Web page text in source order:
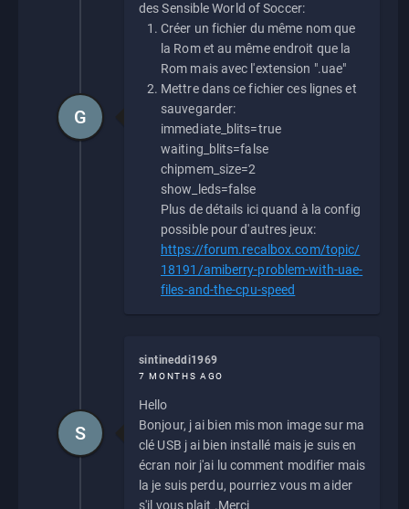
des Sensible World of Soccer:
Créer un fichier du même nom que
la Rom et au même endroit que la
Rom mais avec l'extension ".uae"
Mettre dans ce fichier ces lignes et
sauvegarder:
immediate_blits=true
waiting_blits=false
chipmem_size=2
show_leds=false
Plus de détails ici quand à la config
possible pour d'autres jeux:
https://forum.recalbox.com/topic/
18191/amiberry-problem-with-uae-
files-and-the-cpu-speed
G
sintineddi1969
7 MONTHS AGO
Hello
Bonjour, j ai bien mis mon image sur ma
clé USB j ai bien installé mais je suis en
écran noir j'ai lu comment modifier mais
la je suis perdu, pourriez vous m aider
s'il vous plait .Merci
S